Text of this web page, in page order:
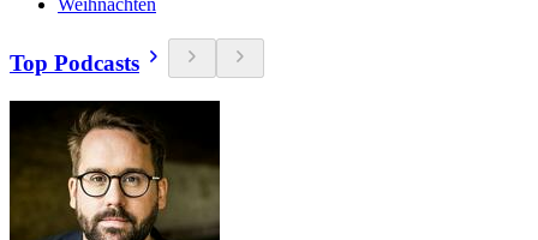
Weihnachten
Top Podcasts